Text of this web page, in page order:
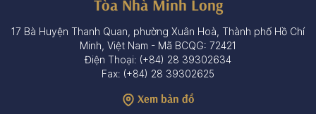
Tòa Nhà Minh Long
17 Bà Huyện Thanh Quan, phường Xuân Hoà, Thành phố Hồ Chí
Minh, Việt Nam - Mã BCQG: 72421
Điện Thoại: (+84) 28 39302634
Fax: (+84) 28 39302625
Xem bản đồ